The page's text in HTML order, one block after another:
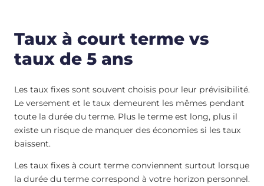
Taux à court terme vs
taux de 5 ans
Les taux fixes sont souvent choisis pour leur prévisibilité.
Le versement et le taux demeurent les mêmes pendant
toute la durée du terme. Plus le terme est long, plus il
existe un risque de manquer des économies si les taux
baissent.
Les taux fixes à court terme conviennent surtout lorsque
la durée du terme correspond à votre horizon personnel.